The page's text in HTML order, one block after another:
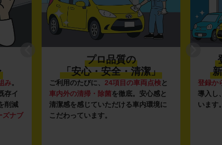
み。
存イ
削減
ズナブ
プロ品質の
「安心・安全・清潔」
ご利用のたびに、 24項目の車両点検と
車内外の清掃・除菌を徹底。安心感と
清潔感を感じていただける車内環境に
こだわっています。
登録か
導入し
います